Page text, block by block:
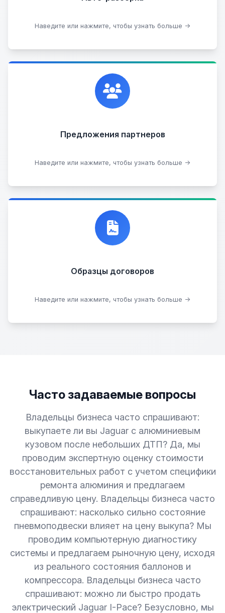
Наведите или нажмите, чтобы узнать больше →
Сдать на разборку
Предложения партнеров
Наведите или нажмите, чтобы узнать больше →
Сотрудничаем с лучшими организациями. Если у
вас есть интересные идеи, мы всегда открыты к
сотрудничеству.
Стать партнером
Образцы договоров
Наведите или нажмите, чтобы узнать больше →
Договор купли-продажи
Скачать образцы
Часто задаваемые вопросы
Владельцы бизнеса часто спрашивают:
выкупаете ли вы Jaguar с алюминиевым
кузовом после небольших ДТП? Да, мы
проводим экспертную оценку стоимости
восстановительных работ с учетом специфики
ремонта алюминия и предлагаем
справедливую цену. Владельцы бизнеса часто
спрашивают: насколько сильно состояние
пневмоподвески влияет на цену выкупа? Мы
проводим компьютерную диагностику
системы и предлагаем рыночную цену, исходя
из реального состояния баллонов и
компрессора. Владельцы бизнеса часто
спрашивают: можно ли быстро продать
электрический Jaguar I-Pace? Безусловно, мы